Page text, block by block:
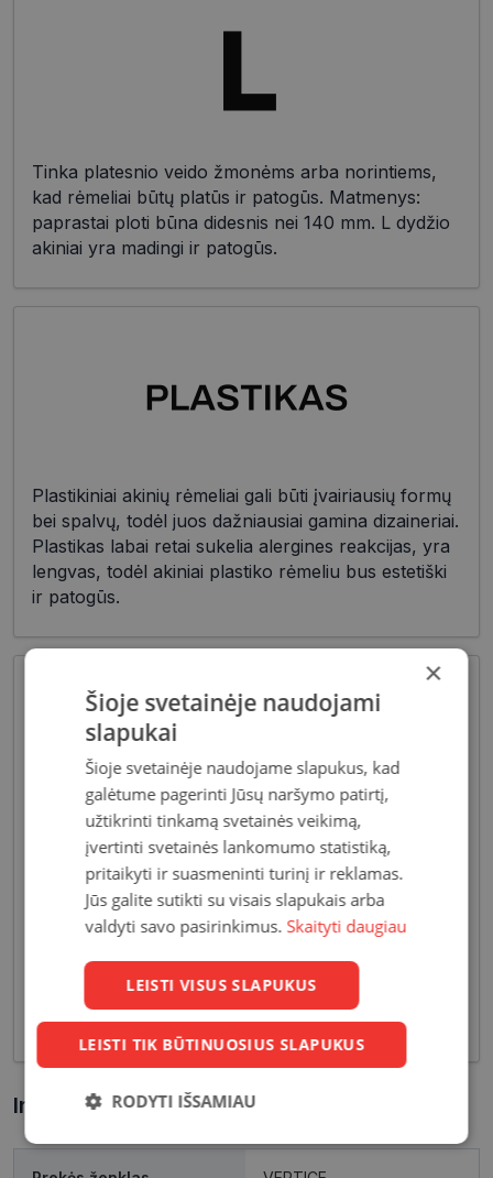
Tinka platesnio veido žmonėms arba norintiems,
kad rėmeliai būtų platūs ir patogūs. Matmenys:
paprastai ploti būna didesnis nei 140 mm. L dydžio
akiniai yra madingi ir patogūs.
Plastikiniai akinių rėmeliai gali būti įvairiausių formų
bei spalvų, todėl juos dažniausiai gamina dizaineriai.
Plastikas labai retai sukelia alergines reakcijas, yra
lengvas, todėl akiniai plastiko rėmeliu bus estetiški
ir patogūs.
Akiniai moterims dažniausiai pasižymi subtiliais
dizaino elementais, suteikiančiais harmoningą bei
moterišką įvaizdį. Šiandien dienai stilių bei medžiagų
įvairovė leidžia akinių dizaineriams pristatyti Jums
sprendimų akinių rėmelių. Tai ne tik regėjimo
korekcija, tačiau ir stilingas kasdieninės išvaizdos
akcentas.
Informacija apie prekę
×
Šioje svetainėje naudojami
slapukai
Šioje svetainėje naudojame slapukus, kad
galėtume pagerinti Jūsų naršymo patirtį,
užtikrinti tinkamą svetainės veikimą,
įvertinti svetainės lankomumo statistiką,
pritaikyti ir suasmeninti turinį ir reklamas.
Jūs galite sutikti su visais slapukais arba
valdyti savo pasirinkimus. Skaityti daugiau
LEISTI VISUS SLAPUKUS
LEISTI TIK BŪTINUOSIUS SLAPUKUS
RODYTI IŠSAMIAU
Būtinieji
Statistikos
Rinkodaros